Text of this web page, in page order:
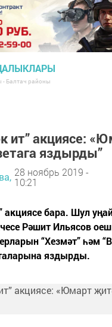
- Балтач районы
ит” акциясе:
яздырды”
28 ноябрь 2019 -
10:21
акциясе бара. Шул
Рәшит Ильясов
“Хезмәт” һәм
яздырды.